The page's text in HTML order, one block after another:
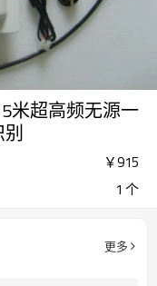
米超高频无源一
￥915
1 个
更多